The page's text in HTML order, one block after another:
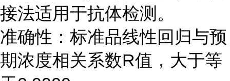
接法适用于抗体检测。
准确性：标准品线性回归与预
期浓度相关系数R值，大于等